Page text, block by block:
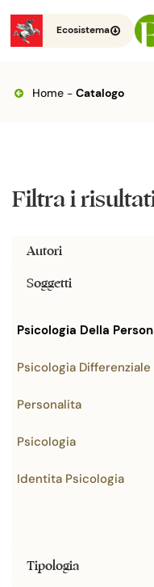
Ecosistema
Home- Catalogo
Filtra i
Autori
Soggetti
Psicologia Della
Psicologia Differenziale
Personalita
Psicologia
Identita Psicologia
Tipologia